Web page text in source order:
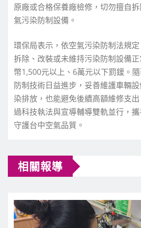
原廠或合格保養廠檢修，切勿擅自
氣污染防制設備。
環保局表示，依空氣污染防制法規
拆除、改裝或未維持污染防制設備
幣1,500元以上、6萬元以下罰鍰。
防制技術日益進步，妥善維護車輛
染排放，也能避免後續高額維修支
過科技執法與宣導輔導雙軌並行，
守護台中空氣品質。
相關報導